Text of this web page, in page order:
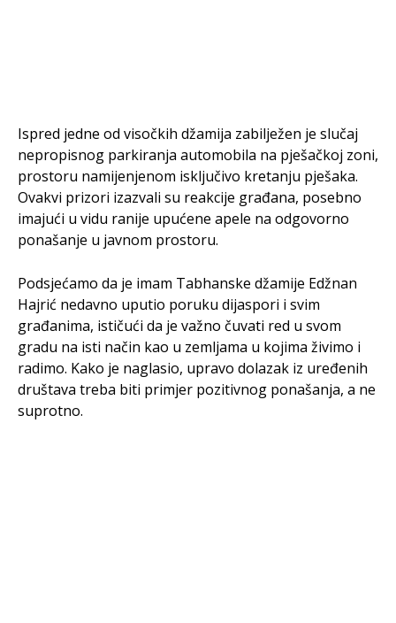
Ispred jedne od visočkih džamija zabilježen je slučaj
nepropisnog parkiranja automobila na pješačkoj zoni,
prostoru namijenjenom isključivo kretanju pješaka.
Ovakvi prizori izazvali su reakcije građana, posebno
imajući u vidu ranije upućene apele na odgovorno
ponašanje u javnom prostoru.
Podsjećamo da je imam Tabhanske džamije Edžnan
Hajrić nedavno uputio poruku dijaspori i svim
građanima, ističući da je važno čuvati red u svom
gradu na isti način kao u zemljama u kojima živimo i
radimo. Kako je naglasio, upravo dolazak iz uređenih
društava treba biti primjer pozitivnog ponašanja, a ne
suprotno.